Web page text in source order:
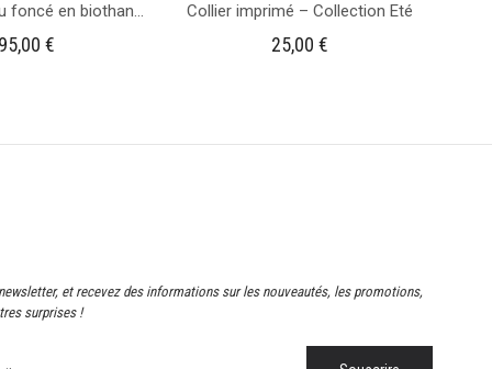
Licol plat Bleu foncé en biothane – Gamme Camaïeu
95,00€
Collier imprimé – Collection Eté
25,00 €
et recevez des informations sur les nouveautés, les promotions,
surprises !